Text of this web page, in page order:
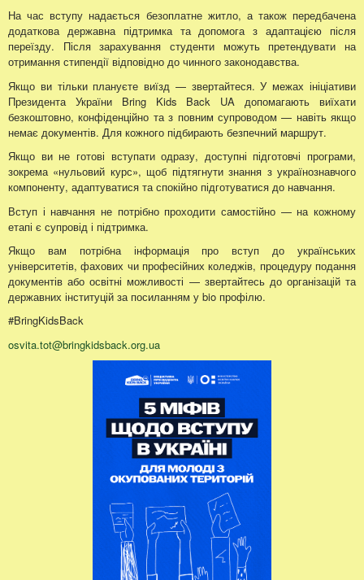
На час вступу надається безоплатне житло, а також передбачена
додаткова державна підтримка та допомога з адаптацією після
переїзду. Після зарахування студенти можуть претендувати на
отримання стипендії відповідно до чинного законодавства.
Якщо ви тільки плануєте виїзд — звертайтеся. У межах ініціативи
Президента України Bring Kids Back UA допомагають виїхати
безкоштовно, конфіденційно та з повним супроводом — навіть якщо
немає документів. Для кожного підбирають безпечний маршрут.
Якщо ви не готові вступати одразу, доступні підготовчі програми,
зокрема «нульовий курс», щоб підтягнути знання з українознавчого
компоненту, адаптуватися та спокійно підготуватися до навчання.
Вступ і навчання не потрібно проходити самостійно — на кожному
етапі є супровід і підтримка.
Якщо вам потрібна інформація про вступ до українських
університетів, фахових чи професійних коледжів, процедуру подання
документів або освітні можливості — звертайтесь до організацій та
державних інституцій за посиланням у bio профілю.
#BringKidsBack
osvita.tot@bringkidsback.org.ua